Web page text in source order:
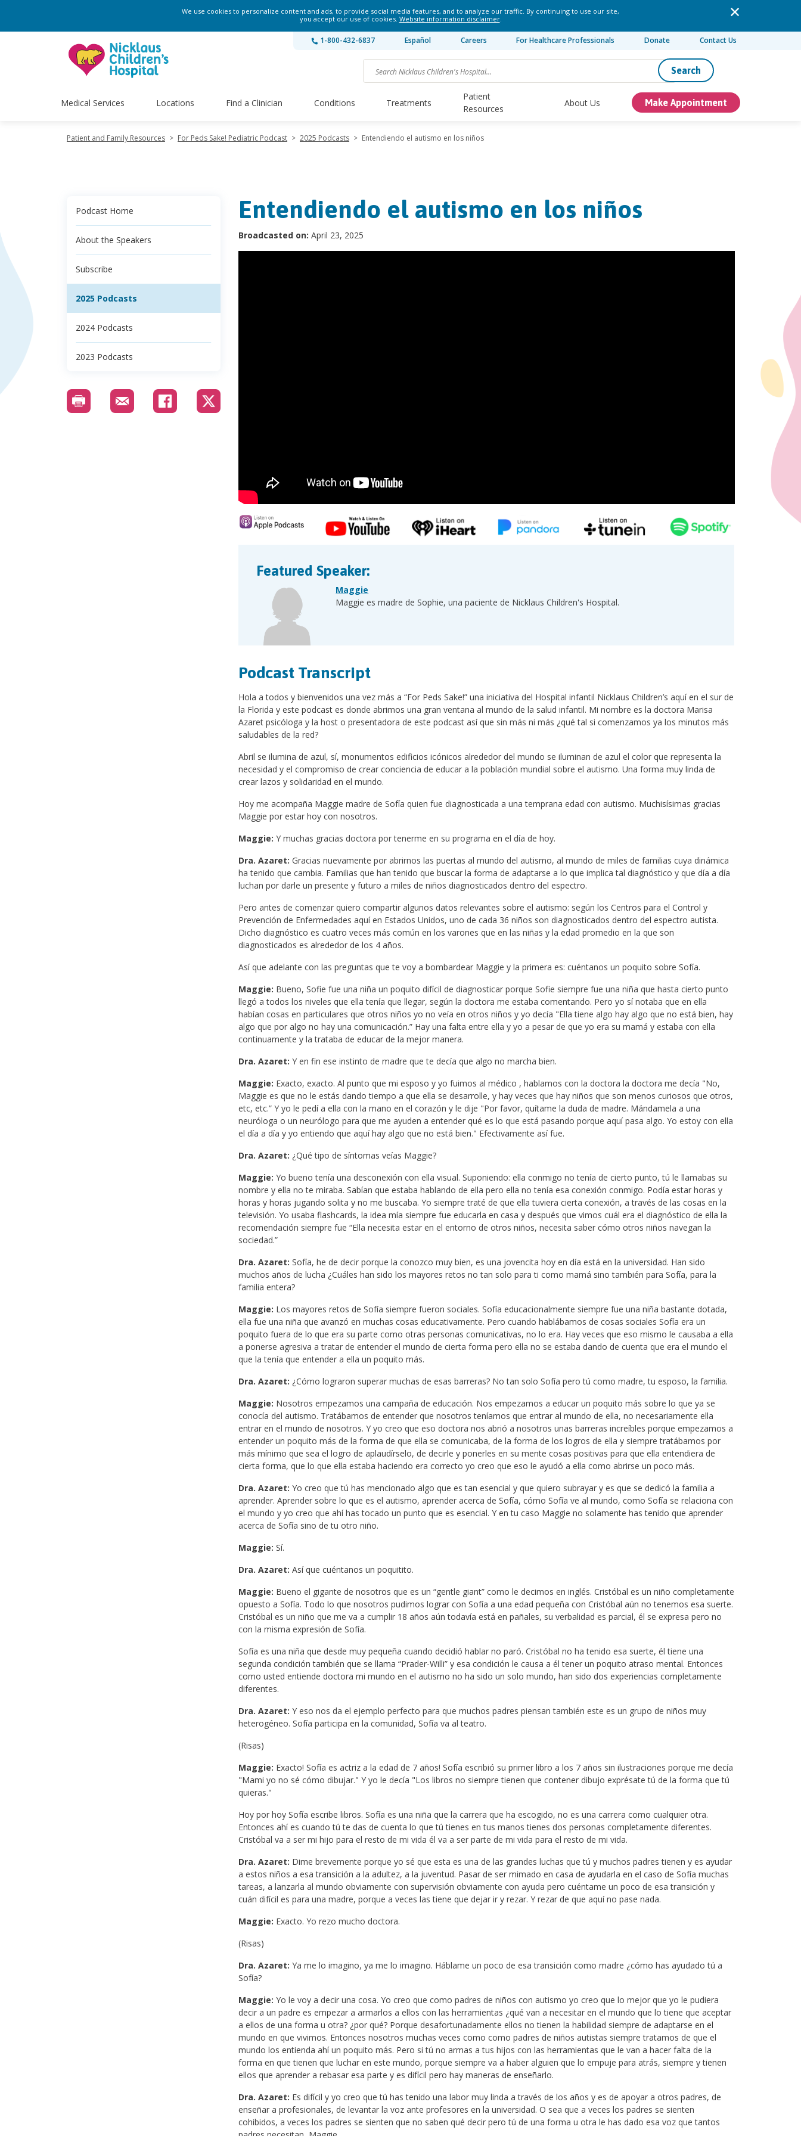
We use cookies to personalize content and ads, to provide social media features, and to analyze our traffic. By continuing to use our site,
you accept our use of cookies. Website information disclaimer.
1-800-432-6837 Español Careers For Healthcare Professionals Donate Contact Us
Search
Medical Services Locations Find a Clinician Conditions Treatments
Patient
Resources
About Us Make Appointment
Patient and Family Resources > For Peds Sake! Pediatric Podcast > 2025 Podcasts > Entendiendo el autismo en los niños
Podcast Home
About the Speakers
Subscribe
2025 Podcasts
2024 Podcasts
2023 Podcasts
Entendiendo el autismo en los niños
Broadcasted on: April 23, 2025
Featured Speaker:
Maggie
Maggie es madre de Sophie, una paciente de Nicklaus Children's Hospital.
Podcast Transcript
Hola a todos y bienvenidos una vez más a “For Peds Sake!” una iniciativa del Hospital infantil Nicklaus Children’s aquí en el sur de
la Florida y este podcast es donde abrimos una gran ventana al mundo de la salud infantil. Mi nombre es la doctora Marisa
Azaret psicóloga y la host o presentadora de este podcast así que sin más ni más ¿qué tal si comenzamos ya los minutos más
saludables de la red?
Abril se ilumina de azul, sí, monumentos edificios icónicos alrededor del mundo se iluminan de azul el color que representa la
necesidad y el compromiso de crear conciencia de educar a la población mundial sobre el autismo. Una forma muy linda de
crear lazos y solidaridad en el mundo.
Hoy me acompaña Maggie madre de Sofía quien fue diagnosticada a una temprana edad con autismo. Muchisísimas gracias
Maggie por estar hoy con nosotros.
Maggie: Y muchas gracias doctora por tenerme en su programa en el día de hoy.
Dra. Azaret: Gracias nuevamente por abrirnos las puertas al mundo del autismo, al mundo de miles de familias cuya dinámica
ha tenido que cambia. Familias que han tenido que buscar la forma de adaptarse a lo que implica tal diagnóstico y que día a día
luchan por darle un presente y futuro a miles de niños diagnosticados dentro del espectro.
Pero antes de comenzar quiero compartir algunos datos relevantes sobre el autismo: según los Centros para el Control y
Prevención de Enfermedades aquí en Estados Unidos, uno de cada 36 niños son diagnosticados dentro del espectro autista.
Dicho diagnóstico es cuatro veces más común en los varones que en las niñas y la edad promedio en la que son
diagnosticados es alrededor de los 4 años.
Así que adelante con las preguntas que te voy a bombardear Maggie y la primera es: cuéntanos un poquito sobre Sofía.
Maggie: Bueno, Sofie fue una niña un poquito difícil de diagnosticar porque Sofie siempre fue una niña que hasta cierto punto
llegó a todos los niveles que ella tenía que llegar, según la doctora me estaba comentando. Pero yo sí notaba que en ella
habían cosas en particulares que otros niños yo no veía en otros niños y yo decía "Ella tiene algo hay algo que no está bien, hay
algo que por algo no hay una comunicación.” Hay una falta entre ella y yo a pesar de que yo era su mamá y estaba con ella
continuamente y la trataba de educar de la mejor manera.
Dra. Azaret: Y en fin ese instinto de madre que te decía que algo no marcha bien.
Maggie: Exacto, exacto. Al punto que mi esposo y yo fuimos al médico , hablamos con la doctora la doctora me decía "No,
Maggie es que no le estás dando tiempo a que ella se desarrolle, y hay veces que hay niños que son menos curiosos que otros,
etc, etc.” Y yo le pedí a ella con la mano en el corazón y le dije "Por favor, quítame la duda de madre. Mándamela a una
neuróloga o un neurólogo para que me ayuden a entender qué es lo que está pasando porque aquí pasa algo. Yo estoy con ella
el día a día y yo entiendo que aquí hay algo que no está bien." Efectivamente así fue.
Dra. Azaret: ¿Qué tipo de síntomas veías Maggie?
Maggie: Yo bueno tenía una desconexión con ella visual. Suponiendo: ella conmigo no tenía de cierto punto, tú le llamabas su
nombre y ella no te miraba. Sabían que estaba hablando de ella pero ella no tenía esa conexión conmigo. Podía estar horas y
horas y horas jugando solita y no me buscaba. Yo siempre traté de que ella tuviera cierta conexión, a través de las cosas en la
televisión. Yo usaba flashcards, la idea mía siempre fue educarla en casa y después que vimos cuál era el diagnóstico de ella la
recomendación siempre fue “Ella necesita estar en el entorno de otros niños, necesita saber cómo otros niños navegan la
sociedad.”
Dra. Azaret: Sofía, he de decir porque la conozco muy bien, es una jovencita hoy en día está en la universidad. Han sido
muchos años de lucha ¿Cuáles han sido los mayores retos no tan solo para ti como mamá sino también para Sofía, para la
familia entera?
Maggie: Los mayores retos de Sofía siempre fueron sociales. Sofía educacionalmente siempre fue una niña bastante dotada,
ella fue una niña que avanzó en muchas cosas educativamente. Pero cuando hablábamos de cosas sociales Sofía era un
poquito fuera de lo que era su parte como otras personas comunicativas, no lo era. Hay veces que eso mismo le causaba a ella
a ponerse agresiva a tratar de entender el mundo de cierta forma pero ella no se estaba dando de cuenta que era el mundo el
que la tenía que entender a ella un poquito más.
Dra. Azaret: ¿Cómo lograron superar muchas de esas barreras? No tan solo Sofía pero tú como madre, tu esposo, la familia.
Maggie: Nosotros empezamos una campaña de educación. Nos empezamos a educar un poquito más sobre lo que ya se
conocía del autismo. Tratábamos de entender que nosotros teníamos que entrar al mundo de ella, no necesariamente ella
entrar en el mundo de nosotros. Y yo creo que eso doctora nos abrió a nosotros unas barreras increíbles porque empezamos a
entender un poquito más de la forma de que ella se comunicaba, de la forma de los logros de ella y siempre tratábamos por
más mínimo que sea el logro de aplaudírselo, de decirle y ponerles en su mente cosas positivas para que ella entendiera de
cierta forma, que lo que ella estaba haciendo era correcto yo creo que eso le ayudó a ella como abrirse un poco más.
Dra. Azaret: Yo creo que tú has mencionado algo que es tan esencial y que quiero subrayar y es que se dedicó la familia a
aprender. Aprender sobre lo que es el autismo, aprender acerca de Sofía, cómo Sofía ve al mundo, como Sofía se relaciona con
el mundo y yo creo que ahí has tocado un punto que es esencial. Y en tu caso Maggie no solamente has tenido que aprender
acerca de Sofía sino de tu otro niño.
Maggie: Sí.
Dra. Azaret: Así que cuéntanos un poquitito.
Maggie: Bueno el gigante de nosotros que es un “gentle giant” como le decimos en inglés. Cristóbal es un niño completamente
opuesto a Sofía. Todo lo que nosotros pudimos lograr con Sofía a una edad pequeña con Cristóbal aún no tenemos esa suerte.
Cristóbal es un niño que me va a cumplir 18 años aún todavía está en pañales, su verbalidad es parcial, él se expresa pero no
con la misma expresión de Sofía.
Sofía es una niña que desde muy pequeña cuando decidió hablar no paró. Cristóbal no ha tenido esa suerte, él tiene una
segunda condición también que se llama “Prader-Willi” y esa condición le causa a él tener un poquito atraso mental. Entonces
como usted entiende doctora mi mundo en el autismo no ha sido un solo mundo, han sido dos experiencias completamente
diferentes.
Dra. Azaret: Y eso nos da el ejemplo perfecto para que muchos padres piensan también este es un grupo de niños muy
heterogéneo. Sofía participa en la comunidad, Sofía va al teatro.
(Risas)
Maggie: Exacto! Sofía es actriz a la edad de 7 años! Sofía escribió su primer libro a los 7 años sin ilustraciones porque me decía
"Mami yo no sé cómo dibujar." Y yo le decía "Los libros no siempre tienen que contener dibujo exprésate tú de la forma que tú
quieras."
Hoy por hoy Sofía escribe libros. Sofía es una niña que la carrera que ha escogido, no es una carrera como cualquier otra.
Entonces ahí es cuando tú te das de cuenta lo que tú tienes en tus manos tienes dos personas completamente diferentes.
Cristóbal va a ser mi hijo para el resto de mi vida él va a ser parte de mi vida para el resto de mi vida.
Dra. Azaret: Dime brevemente porque yo sé que esta es una de las grandes luchas que tú y muchos padres tienen y es ayudar
a estos niños a esa transición a la adultez, a la juventud. Pasar de ser mimado en casa de ayudarla en el caso de Sofía muchas
tareas, a lanzarla al mundo obviamente con supervisión obviamente con ayuda pero cuéntame un poco de esa transición y
cuán difícil es para una madre, porque a veces las tiene que dejar ir y rezar. Y rezar de que aquí no pase nada.
Maggie: Exacto. Yo rezo mucho doctora.
(Risas)
Dra. Azaret: Ya me lo imagino, ya me lo imagino. Háblame un poco de esa transición como madre ¿cómo has ayudado tú a
Sofía?
Maggie: Yo le voy a decir una cosa. Yo creo que como padres de niños con autismo yo creo que lo mejor que yo le pudiera
decir a un padre es empezar a armarlos a ellos con las herramientas ¿qué van a necesitar en el mundo que lo tiene que aceptar
a ellos de una forma u otra? ¿por qué? Porque desafortunadamente ellos no tienen la habilidad siempre de adaptarse en el
mundo en que vivimos. Entonces nosotros muchas veces como como padres de niños autistas siempre tratamos de que el
mundo los entienda ahí un poquito más. Pero si tú no armas a tus hijos con las herramientas que le van a hacer falta de la
forma en que tienen que luchar en este mundo, porque siempre va a haber alguien que lo empuje para atrás, siempre y tienen
ellos que aprender a rebasar esa parte y es difícil pero hay maneras de enseñarlo.
Dra. Azaret: Es difícil y yo creo que tú has tenido una labor muy linda a través de los años y es de apoyar a otros padres, de
enseñar a profesionales, de levantar la voz ante profesores en la universidad. O sea que a veces los padres se sienten
cohibidos, a veces los padres se sienten que no saben qué decir pero tú de una forma u otra le has dado esa voz que tantos